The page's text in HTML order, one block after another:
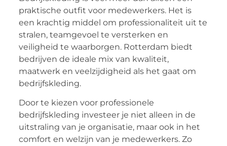
praktische outfit voor medewerkers. Het is
een krachtig middel om professionaliteit uit te
stralen, teamgevoel te versterken en
veiligheid te waarborgen. Rotterdam biedt
bedrijven de ideale mix van kwaliteit,
maatwerk en veelzijdigheid als het gaat om
bedrijfskleding.
Door te kiezen voor professionele
bedrijfskleding investeer je niet alleen in de
uitstraling van je organisatie, maar ook in het
comfort en welzijn van je medewerkers. Zo